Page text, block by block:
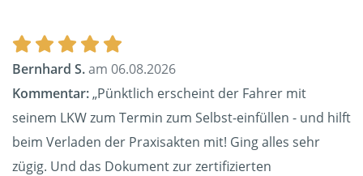
Bernhard S.am 06.08.2026
Kommentar:„Pünktlich erscheint der Fahrer mit
seinem LKW zum Termin zum Selbst-einfüllen - und hilft
beim Verladen der Praxisakten mit! Ging alles sehr
zügig. Und das Dokument zur zertifizierten